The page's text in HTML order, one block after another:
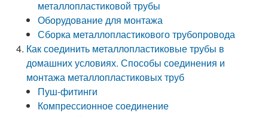
металлопластиковой трубы
Оборудование для монтажа
Сборка металлопластикового трубопровода
Как соединить металлопластиковые трубы в
домашних условиях. Способы соединения и
монтажа металлопластиковых труб
Пуш-фитинги
Компрессионное соединение